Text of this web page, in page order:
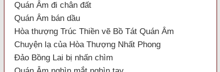
Quán Âm đi chân đất
Quán Âm bán dầu
Hòa thượng Trúc Thiền vẽ Bồ Tát Quán Âm
Chuyện lạ của Hòa Thượng Nhất Phong
Đảo Bồng Lai bị nhấn chìm